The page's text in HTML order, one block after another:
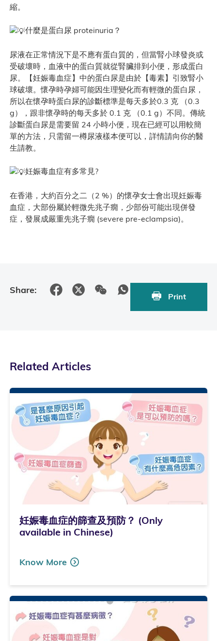
縮。
什麼是蛋白尿 proteinuria？
尿液在正常情況下是不應有蛋白質的，但當腎小球發炎或
受破壞時，血液中的蛋白質就從腎臟排到小便，形成蛋白
尿。【妊娠毒血症】中的蛋白尿是由於【毒素】引致腎小
球破壞。懷孕時孕婦可能因生理變化而有輕微的蛋白尿，
所以在懷孕時蛋白尿的診斷標準是每天多於0.3 克 （0.3
g），跟非懷孕時的每天多於 0.1 克 （0.1 g）不同。傳統
診斷蛋白尿是需要留 24 小時小便，現在已經可以用較簡
單的方法，只需留一樽尿液樣本便可以，詳情請向你的醫
生請教。
妊娠毒血症有多常見?
在香港，大約百分之二（2 %）的懷孕女士會出現妊娠毒
血症，大部份屬於輕微先兆子癇，少部份可能出現併發
症，發展成嚴重先兆子癇 (severe pre-eclampsia)。
Share:
Print
Related Articles
妊娠毒血症的篩查及預防？ (Only
available in Chinese)
Know More